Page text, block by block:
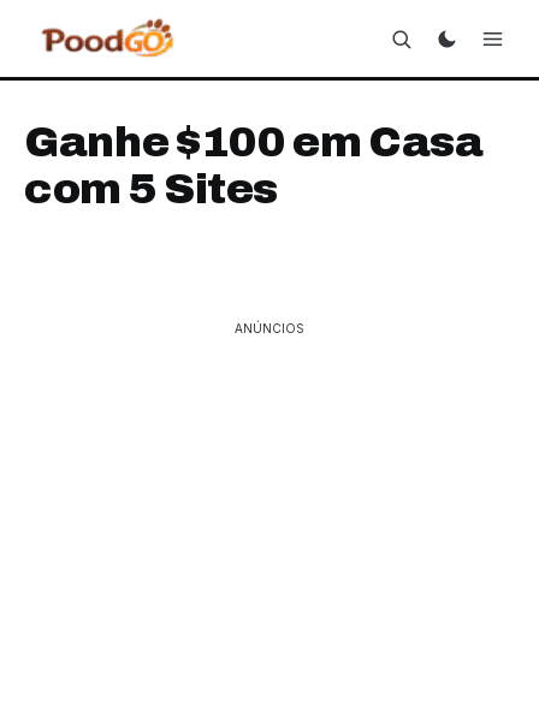
Ganhe $100 em Casa
com 5 Sites
ANÚNCIOS